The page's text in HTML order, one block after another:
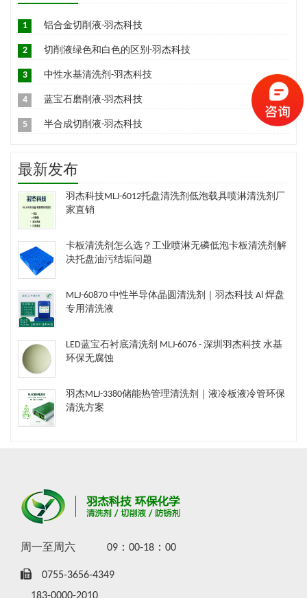
1 铝合金切削液-羽杰科技
2 切削液绿色和白色的区别-羽杰科技
3 中性水基清洗剂-羽杰科技
4 蓝宝石磨削液-羽杰科技
5 半合成切削液-羽杰科技
最新发布
羽杰科技MLJ-6012托盘清洗剂低泡载具喷淋清洗剂厂
家直销
卡板清洗剂怎么选？工业喷淋无磷低泡卡板清洗剂解
决托盘油污结垢问题
MLJ-60870 中性半导体晶圆清洗剂｜羽杰科技 Al 焊盘
专用清洗液
LED蓝宝石衬底清洗剂 MLJ-6076 - 深圳羽杰科技 水基
环保无腐蚀
羽杰MLJ-3380储能热管理清洗剂｜液冷板液冷管环保
清洗方案
周一至周六 09：00-18：00
0755-3656-4349